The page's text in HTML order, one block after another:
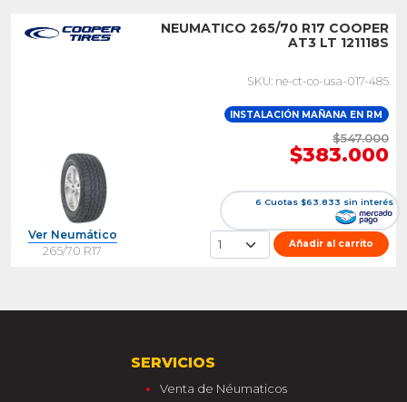
NEUMATICO 265/70 R17 COOPER
AT3 LT 121118S
SKU: ne-ct-co-usa-017-485
INSTALACIÓN MAÑANA EN RM
$547.000
$383.000
6 Cuotas $63.833 sin interés
Ver Neumático
265/70 R17
Añadir al carrito
SERVICIOS
Venta de Néumaticos